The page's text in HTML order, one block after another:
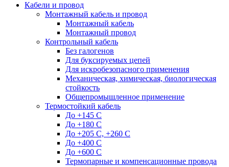
Кабели и провод
Монтажный кабель и провод
Монтажный кабель
Монтажный провод
Контрольный кабель
Без галогенов
Для буксируемых цепей
Для искробезопасного применения
Механическая, химическая, биологическая
стойкость
Общепромышленное применение
Термостойкий кабель
До +145 С
До +180 C
До +205 С, +260 С
До +400 C
До +600 С
Термопарные и компенсационные провода